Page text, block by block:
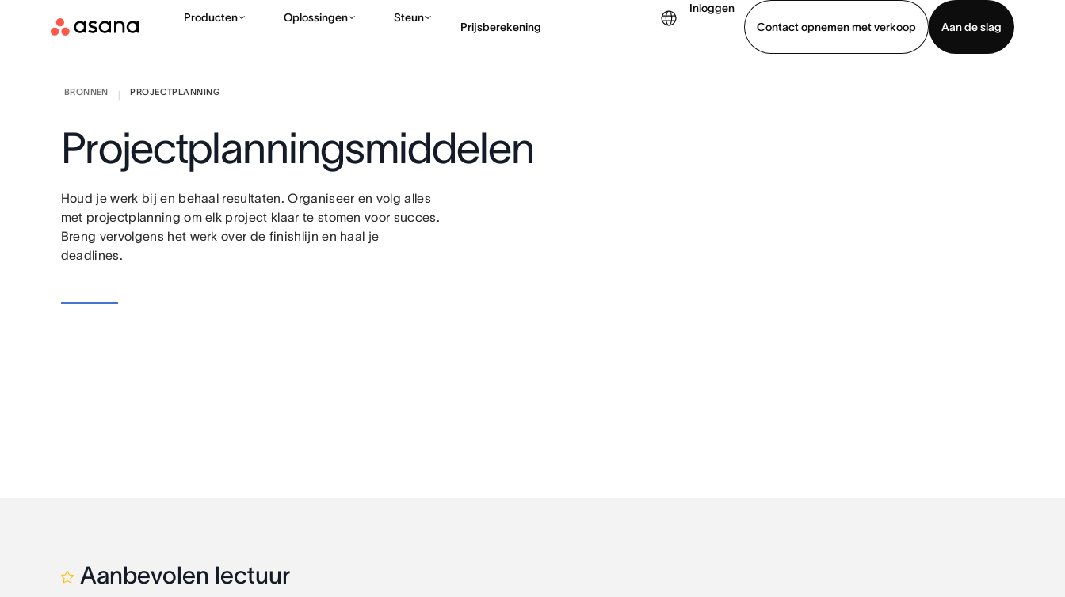
Producten Oplossingen Steun
Prijsberekening
Inloggen
Contact opnemen met verkoop
Aan de slag
BRONNEN PROJECTPLANNING
Projectplanningsmiddelen
Houd je werk bij en behaal resultaten. Organiseer en volg alles
met projectplanning om elk project klaar te stomen voor succes.
Breng vervolgens het werk over de finishlijn en haal je
deadlines.
Aanbevolen lectuur